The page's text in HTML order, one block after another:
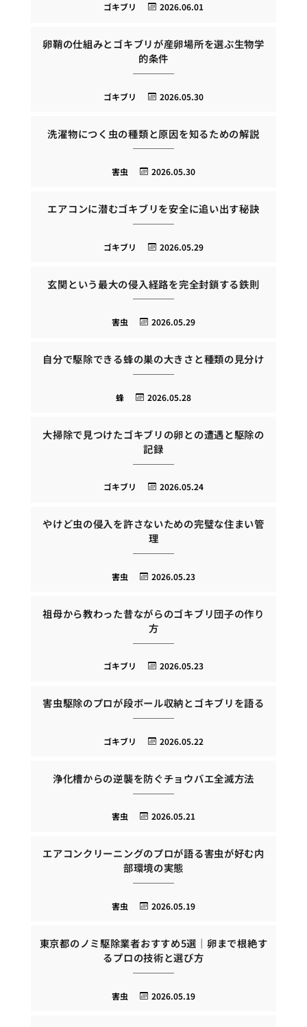
2026.06.01
ゴキブリ
卵鞘の仕組みとゴキブリが産卵場所を選ぶ生物学
的条件
2026.05.30
ゴキブリ
洗濯物につく虫の種類と原因を知るための解説
2026.05.30
害虫
エアコンに潜むゴキブリを安全に追い出す秘訣
2026.05.29
ゴキブリ
玄関という最大の侵入経路を完全封鎖する鉄則
2026.05.29
害虫
自分で駆除できる蜂の巣の大きさと種類の見分け
2026.05.28
蜂
大掃除で見つけたゴキブリの卵との遭遇と駆除の
記録
2026.05.24
ゴキブリ
やけど虫の侵入を許さないための完璧な住まい管
理
2026.05.23
害虫
祖母から教わった昔ながらのゴキブリ団子の作り
方
2026.05.23
ゴキブリ
害虫駆除のプロが段ボール収納とゴキブリを語る
2026.05.22
ゴキブリ
浄化槽からの逆襲を防ぐチョウバエ全滅方法
2026.05.21
害虫
エアコンクリーニングのプロが語る害虫が好む内
部環境の実態
2026.05.19
害虫
東京都のノミ駆除業者おすすめ5選｜卵まで根絶す
るプロの技術と選び方
2026.05.19
害虫